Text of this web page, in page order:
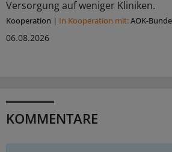
Versorgung auf weniger Kliniken.
Kooperation | In Kooperation mit:AOK-
06.08.2026
KOMMENTARE